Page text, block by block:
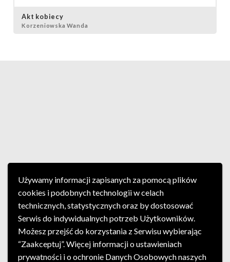
Używamy informacji zapisanych za pomocą plików
cookies i podobnych technologii w celach
technicznych, statystycznych oraz by dostosować
Serwis do indywidualnych potrzeb Użytkowników.
Możesz przejść do korzystania z Serwisu wybierając
“Zaakceptuj”. Więcej informacji o ustawieniach
prywatności i o ochronie Danych Osobowych naszych
Akt kobiecy
Korzeniowska Wanda